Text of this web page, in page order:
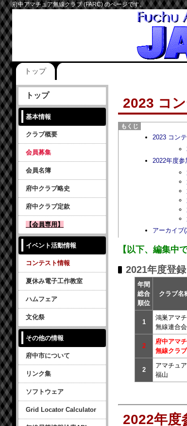
府中アマチュア無線クラブ (FARC) のページです。
トップ
2023 コ
2023 コン
2022年度
アーカイブ
【以下、編集中
2021年度登
年間
総合
順位
クラブ
1
鴻巣アマ
無線連合会
2
府中アマ
無線クラブ
2
アマチュ
福山
2022年度
トップ
基本情報
クラブ概要
会員募集
会員名簿
府中クラブ略史
府中クラブ定款
【会員専用】
イベント活動情報
コンテスト情報
夏休み電子工作教室
ハムフェア
文化祭
その他の情報
府中市について
リンク集
ソフトウェア
Grid Locator Calculator